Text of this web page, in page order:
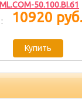
ML.COM-50.100.BI.61
10920 руб.